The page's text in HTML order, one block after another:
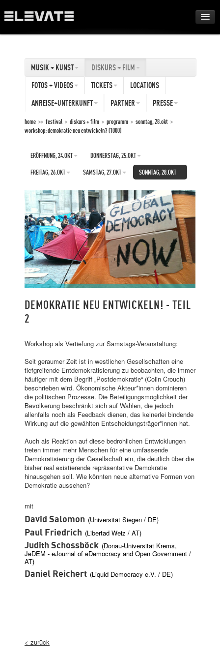
AWARDS
ARCHIV
MUSIK + KUNST
DISKURS + FILM
FOTOS + VIDEOS
TICKETS
LOCATIONS
ANREISE+UNTERKUNFT
PARTNER PRESSE
home >> festival > diskurs + film > programm > sonntag, 28.okt >
workshop: demokratie neu entwickeln? (1000)
ERÖFFNUNG, 24.OKT DONNERSTAG, 25.OKT
FREITAG, 26.OKT SAMSTAG, 27.OKT SONNTAG, 28.OKT
ZUSAMMENDENKEN
DEMOKRATIE NEU ENTWICKELN! - TEIL
2
Workshop als Vertiefung zur Samstags-Veranstaltung:
Seit geraumer Zeit ist in westlichen Gesellschaften eine
tiefgreifende Entdemokratisierung zu beobachten, die immer
häufiger mit dem Begriff „Postdemokratie“ (Colin Crouch)
beschrieben wird. Ökonomische Akteur*innen dominieren
die politischen Prozesse. Die Beteiligungsmöglichkeit der
Bevölkerung beschränkt sich auf Wahlen, die jedoch
allenfalls noch als Feedback dienen, das keinerlei bindende
Wirkung auf die gewählten Entscheidungsträger*innen hat.
Auch als Reaktion auf diese bedrohlichen Entwicklungen
treten immer mehr Menschen für eine umfassende
Demokratisierung der Gesellschaft ein, die deutlich über die
bisher real existierende repräsentative Demokratie
hinausgehen soll. Wie könnten neue alternative Formen von
Demokratie aussehen?
mit
David Salomon (Universität Siegen / DE)
Paul Friedrich (Libertad Weiz / AT)
Judith Schossböck (Donau-Universität Krems,
JeDEM - eJournal of eDemocracy and Open Government /
AT)
Daniel Reichert (Liquid Democracy e.V. / DE)
< zurück